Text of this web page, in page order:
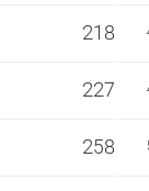
218
227
258